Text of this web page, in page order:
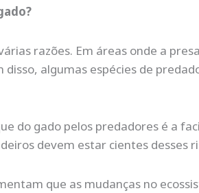
razões. Em áreas onde a
algumas espécies de
do gado pelos predadores é a
devem estar cientes
que as mudanças no